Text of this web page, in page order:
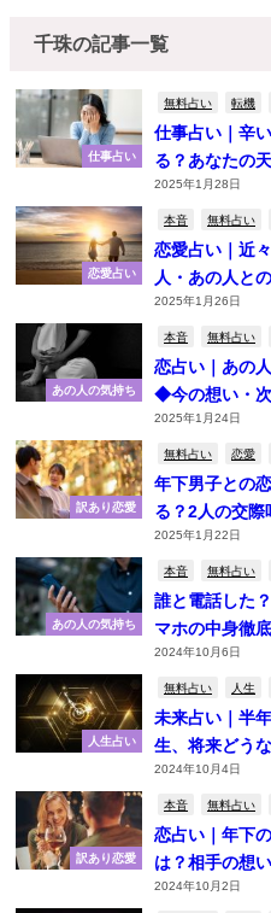
千珠の記事一覧
仕事占い
無料占い 転機
仕事占い｜辛
る？あなたの
2025年1月28日
恋愛占い
本音 無料占い
恋愛占い｜近
人・あの人と
2025年1月26日
あの人の気持ち
本音 無料占い
恋占い｜あの
◆今の想い・
2025年1月24日
訳あり恋愛
無料占い 恋愛
年下男子との
る？2人の交際
2025年1月22日
あの人の気持ち
本音 無料占い
誰と電話した
マホの中身徹
2024年10月6日
人生占い
無料占い 人生
未来占い｜半
生、将来どう
2024年10月4日
訳あり恋愛
本音 無料占い
恋占い｜年下
は？相手の想
2024年10月2日